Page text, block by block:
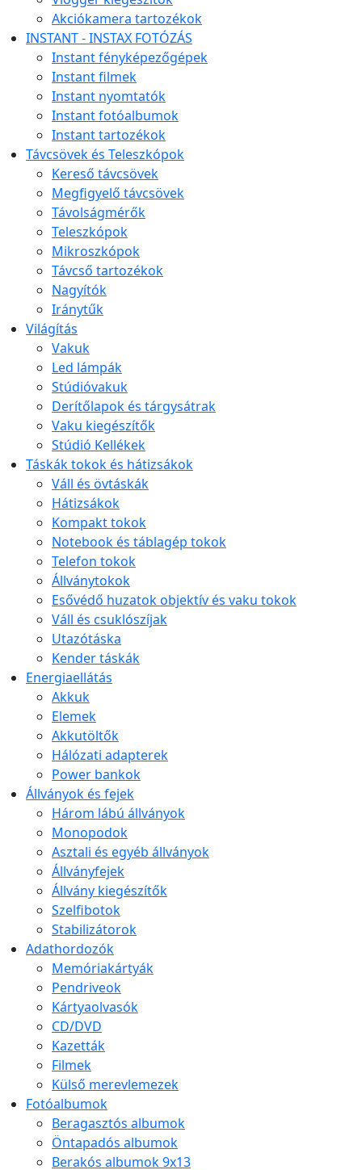
Akciókamera tartozékok
INSTANT - INSTAX FOTÓZÁS
Instant fényképezőgépek
Instant filmek
Instant nyomtatók
Instant fotóalbumok
Instant tartozékok
Távcsövek és Teleszkópok
Kereső távcsövek
Megfigyelő távcsövek
Távolságmérők
Teleszkópok
Mikroszkópok
Távcső tartozékok
Nagyítók
Iránytűk
Világítás
Vakuk
Led lámpák
Stúdióvakuk
Derítőlapok és tárgysátrak
Vaku kiegészítők
Stúdió Kellékek
Táskák tokok és hátizsákok
Váll és övtáskák
Hátizsákok
Kompakt tokok
Notebook és táblagép tokok
Telefon tokok
Állványtokok
Esővédő huzatok objektív és vaku tokok
Váll és csuklószíjak
Utazótáska
Kender táskák
Energiaellátás
Akkuk
Elemek
Akkutöltők
Hálózati adapterek
Power bankok
Állványok és fejek
Három lábú állványok
Monopodok
Asztali és egyéb állványok
Állványfejek
Állvány kiegészítők
Szelfibotok
Stabilizátorok
Adathordozók
Memóriakártyák
Pendriveok
Kártyaolvasók
CD/DVD
Kazetták
Filmek
Külső merevlemezek
Fotóalbumok
Beragasztós albumok
Öntapadós albumok
Berakós albumok 9x13